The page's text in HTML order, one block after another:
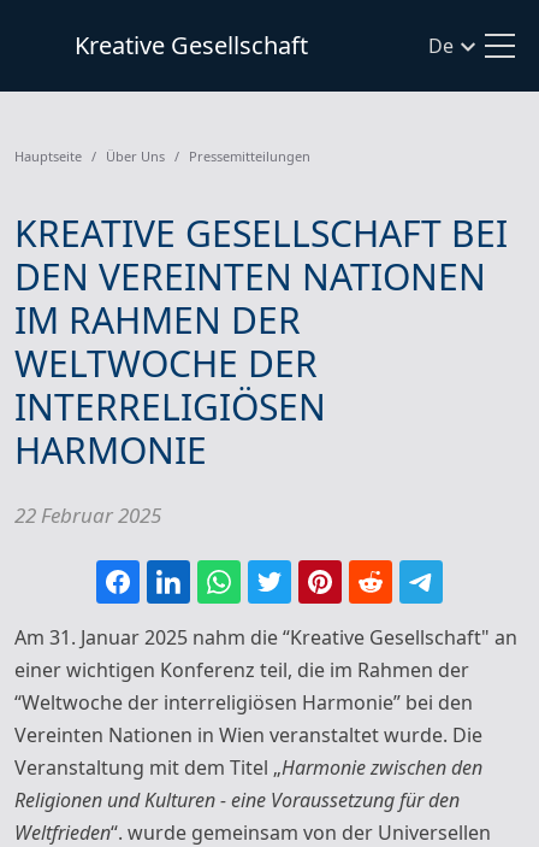
Kreative Gesellschaft De
Hauptseite Über Uns Pressemitteilungen
KREATIVE GESELLSCHAFT BEI
DEN VEREINTEN NATIONEN
IM RAHMEN DER
WELTWOCHE DER
INTERRELIGIÖSEN
HARMONIE
22 Februar 2025
Am 31. Januar 2025 nahm die “Kreative Gesellschaft" an
einer wichtigen Konferenz teil, die im Rahmen der
“Weltwoche der interreligiösen Harmonie” bei den
Vereinten Nationen in Wien veranstaltet wurde. Die
Veranstaltung mit dem Titel „Harmonie zwischen den
Religionen und Kulturen - eine Voraussetzung für den
Weltfrieden“. wurde gemeinsam von der Universellen